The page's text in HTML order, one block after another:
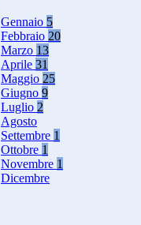
Gennaio 5
Febbraio 20
Marzo 13
Aprile 31
Maggio 25
Giugno 9
Luglio 2
Agosto
Settembre 1
Ottobre 1
Novembre 1
Dicembre